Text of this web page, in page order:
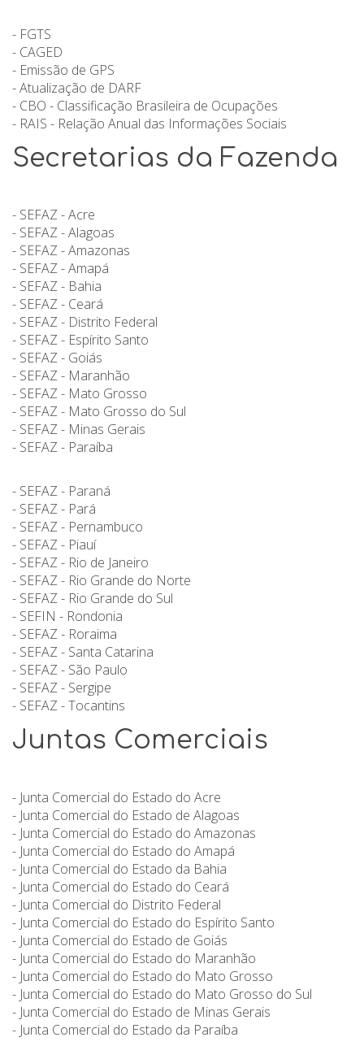
- FGTS
- CAGED
- Emissão de GPS
- Atualização de DARF
- CBO - Classificação Brasileira de Ocupações
- RAIS - Relação Anual das Informações Sociais
Secretarias da Fazenda
- SEFAZ - Acre
- SEFAZ - Alagoas
- SEFAZ - Amazonas
- SEFAZ - Amapá
- SEFAZ - Bahia
- SEFAZ - Ceará
- SEFAZ - Distrito Federal
- SEFAZ - Espírito Santo
- SEFAZ - Goiás
- SEFAZ - Maranhão
- SEFAZ - Mato Grosso
- SEFAZ - Mato Grosso do Sul
- SEFAZ - Minas Gerais
- SEFAZ - Paraíba
- SEFAZ - Paraná
- SEFAZ - Pará
- SEFAZ - Pernambuco
- SEFAZ - Piauí
- SEFAZ - Rio de Janeiro
- SEFAZ - Rio Grande do Norte
- SEFAZ - Rio Grande do Sul
- SEFIN - Rondonia
- SEFAZ - Roraima
- SEFAZ - Santa Catarina
- SEFAZ - São Paulo
- SEFAZ - Sergipe
- SEFAZ - Tocantins
Juntas Comerciais
- Junta Comercial do Estado do Acre
- Junta Comercial do Estado de Alagoas
- Junta Comercial do Estado do Amazonas
- Junta Comercial do Estado do Amapá
- Junta Comercial do Estado da Bahia
- Junta Comercial do Estado do Ceará
- Junta Comercial do Distrito Federal
- Junta Comercial do Estado do Espírito Santo
- Junta Comercial do Estado de Goiás
- Junta Comercial do Estado do Maranhão
- Junta Comercial do Estado do Mato Grosso
- Junta Comercial do Estado do Mato Grosso do Sul
- Junta Comercial do Estado de Minas Gerais
- Junta Comercial do Estado da Paraíba